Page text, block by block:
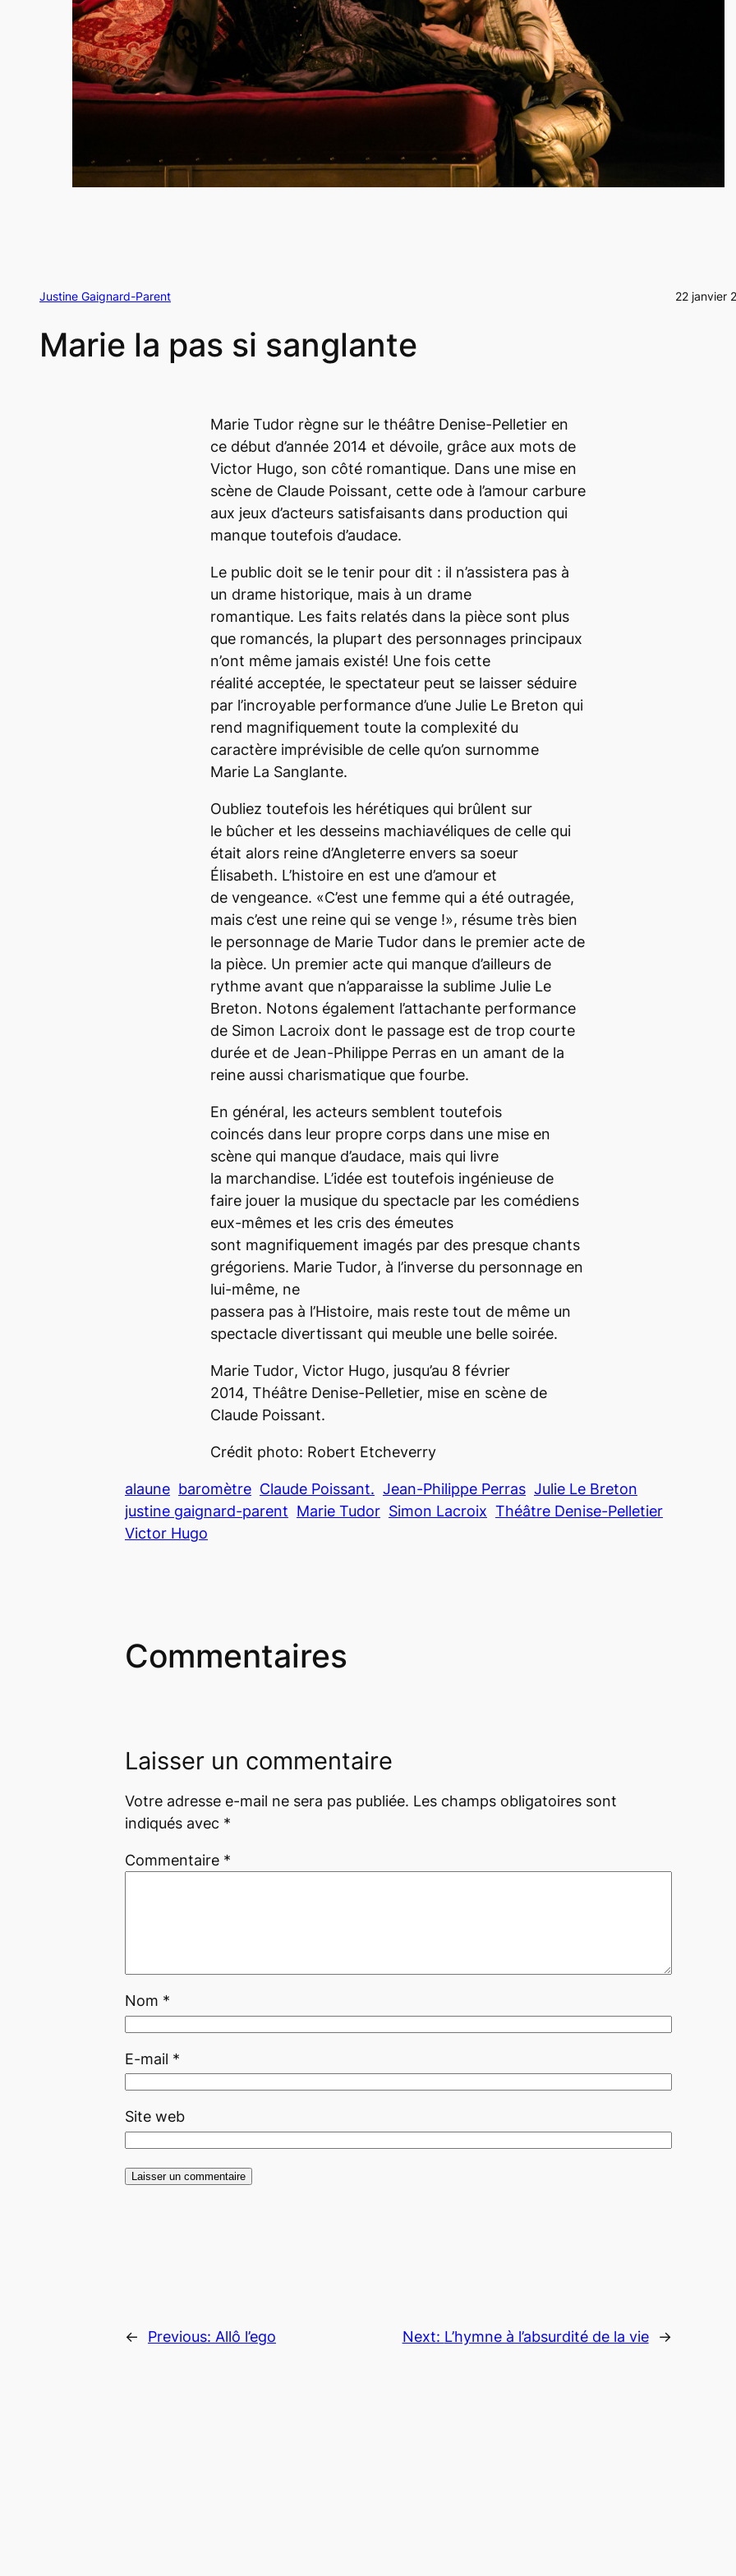
Justine Gaignard-Parent 22 janvier
Marie la pas si sanglante
Marie Tudor règne sur le théâtre Denise-Pelletier en
ce début d’année 2014 et dévoile, grâce aux mots de
Victor Hugo, son côté romantique. Dans une mise en
scène de Claude Poissant, cette ode à l’amour carbure
aux jeux d’acteurs satisfaisants dans production qui
manque toutefois d’audace.
Le public doit se le tenir pour dit : il n’assistera pas à
un drame historique, mais à un drame
romantique. Les faits relatés dans la pièce sont plus
que romancés, la plupart des personnages principaux
n’ont même jamais existé! Une fois cette
réalité acceptée, le spectateur peut se laisser séduire
par l’incroyable performance d’une Julie Le Breton qui
rend magnifiquement toute la complexité du
caractère imprévisible de celle qu’on surnomme
Marie La Sanglante.
Oubliez toutefois les hérétiques qui brûlent sur
le bûcher et les desseins machiavéliques de celle qui
était alors reine d’Angleterre envers sa soeur
Élisabeth. L’histoire en est une d’amour et
de vengeance. «C’est une femme qui a été outragée,
mais c’est une reine qui se venge !», résume très bien
le personnage de Marie Tudor dans le premier acte de
la pièce. Un premier acte qui manque d’ailleurs de
rythme avant que n’apparaisse la sublime Julie Le
Breton. Notons également l’attachante performance
de Simon Lacroix dont le passage est de trop courte
durée et de Jean-Philippe Perras en un amant de la
reine aussi charismatique que fourbe.
En général, les acteurs semblent toutefois
coincés dans leur propre corps dans une mise en
scène qui manque d’audace, mais qui livre
la marchandise. L’idée est toutefois ingénieuse de
faire jouer la musique du spectacle par les comédiens
eux-mêmes et les cris des émeutes
sont magnifiquement imagés par des presque chants
grégoriens. Marie Tudor, à l’inverse du personnage en
lui-même, ne
passera pas à l’Histoire, mais reste tout de même un
spectacle divertissant qui meuble une belle soirée.
Marie Tudor, Victor Hugo, jusqu’au 8 février
2014, Théâtre Denise-Pelletier, mise en scène de
Claude Poissant.
Crédit photo: Robert Etcheverry
alaune baromètre Claude Poissant. Jean-Philippe Perras Julie Le Breton
justine gaignard-parent Marie Tudor Simon Lacroix Théâtre Denise-Pelletier
Victor Hugo
Commentaires
Laisser un commentaire
Votre adresse e-mail ne sera pas publiée. Les champs obligatoires sont
indiqués avec *
Commentaire *
Nom *
E-mail *
Site web
← Previous: Allô l’ego Next: L’hymne à l’absurdité de la vie →